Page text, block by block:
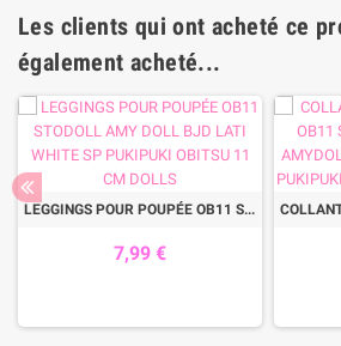
Les clients qui ont acheté ce
également acheté...
LEGGINGS POUR POUPÉE OB11 STODOLL AMY DOLL BJD LATI WHITE SP PUKIPUKI OBITSU 11 CM DOLLS
7,99 €